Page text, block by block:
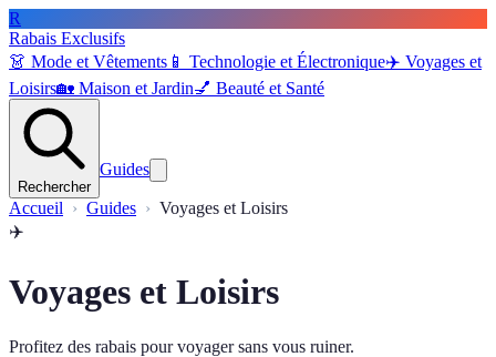
R
Rabais Exclusifs
👗 Mode et Vêtements 📱 Technologie et Électronique✈️ Voyages et
Loisirs🏡 Maison et Jardin💅 Beauté et Santé
Rechercher
Guides
Accueil Guides
Voyages et Loisirs
✈️
Voyages et Loisirs
Profitez des rabais pour voyager sans vous ruiner.